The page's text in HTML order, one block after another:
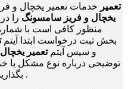
24تعمیر خدمات تعمیر یخچال و
یخچال و فریز سامسونگ را
منظور کافی است با شماره
بخش ثبت درخواست ابتدا آیتم
و سپس آیتمتعمیر
توضیحی درباره نوع مشکل یا
بگذارید تا همکاران ما با شما تماس بگیرند .